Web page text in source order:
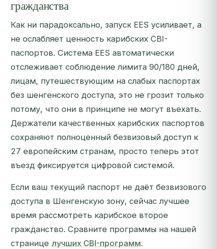
гражданства
Как ни парадоксально, запуск EES усиливает, а
не ослабляет ценность карибских CBI-
паспортов. Система EES автоматически
отслеживает соблюдение лимита 90/180 дней,
лицам, путешествующим на слабых паспортах
без шенгенского доступа, это не грозит только
потому, что они в принципе не могут въехать.
Держатели качественных карибских паспортов
сохраняют полноценный безвизовый доступ к
27 европейским странам, просто теперь этот
въезд фиксируется цифровой системой.
Если ваш текущий паспорт не даёт безвизового
доступа в Шенгенскую зону, сейчас лучшее
время рассмотреть карибское второе
гражданство. Сравните программы на нашей
странице лучших CBI-программ.